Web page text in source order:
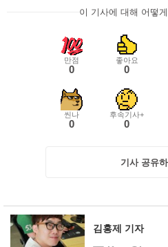
이 기사에 대해 어떻
만점
0
좋아요
0
씬나
0
후속기사+
0
기사 공유
김홍제 기자